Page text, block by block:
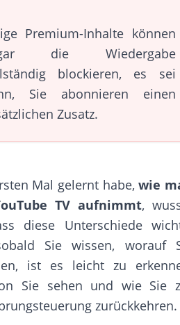
Premium-Inhalte können
die Wiedergabe
blockieren, es sei
Sie abonnieren einen
Zusatz.
Mal gelernt habe,wie
TV aufnimmt,
diese Unterschiede
Sie wissen, worauf
ist es leicht zu
Sie sehen und wie Sie
zurückkehren.